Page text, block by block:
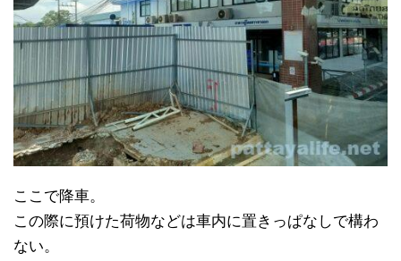
ここで降車。
この際に預けた荷物などは車内に置きっぱなしで構わ
ない。